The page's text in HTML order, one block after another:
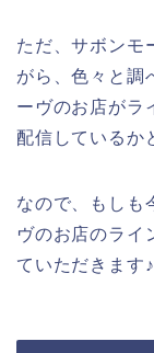
ただ、サボンモ
がら、色々と調
ーヴのお店がラ
配信しているか
なので、もしも
ヴのお店のライ
ていただきます♪